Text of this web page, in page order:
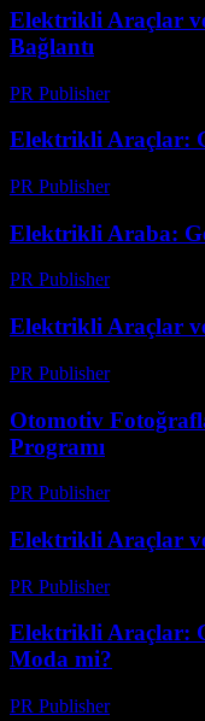
Elektrikli Araçlar
Bağlantı
PR Publisher-
Elektrikli Araçlar:
PR Publisher-
Elektrikli Araba:
PR Publisher-
Elektrikli Araçlar
PR Publisher-
Otomotiv
Programı
PR Publisher-
Elektrikli Araçlar
PR Publisher-
Elektrikli Araçlar:
Moda mi?
PR Publisher-